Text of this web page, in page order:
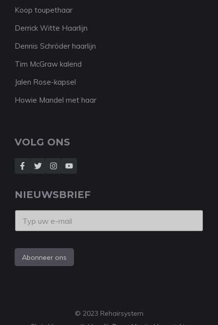
Koop toupethaar
Derrick Witte Haarlijn
Dennis Schröder haarlijn
Tim McGraw kalend
Jalen Rose-kapsel
Howie Mandel met haar
VOLG ONS
NIEUWSBRIEF
Abonneer ons
© 2023 Rehairsystem